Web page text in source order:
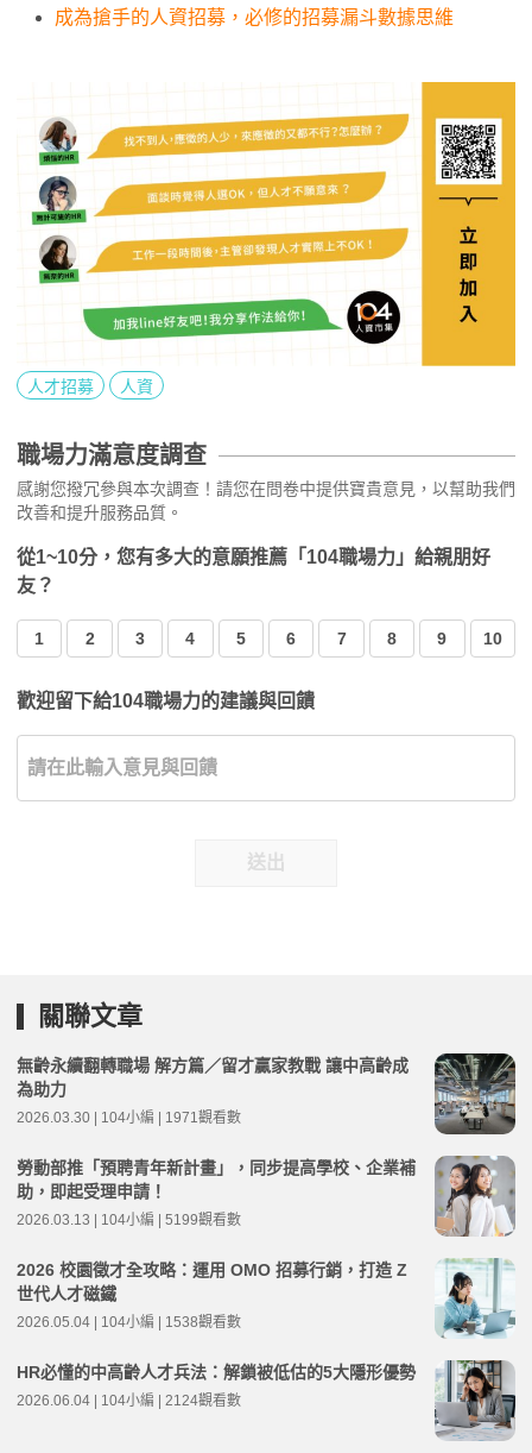
成為搶手的人資招募，必修的招募漏斗數據思維
人才招募 人資
職場力滿意度調查
感謝您撥冗參與本次調查！請您在問卷中提供寶貴意見，以幫助我們
改善和提升服務品質。
從1~10分，您有多大的意願推薦「104職場力」給親朋好
友？
1 2 3 4 5 6 7 8 9 10
歡迎留下給104職場力的建議與回饋
送出
關聯文章
無齡永續翻轉職場 解方篇／留才贏家教戰 讓中高齡成
為助力
2026.03.30 | 104小編 | 1971觀看數
勞動部推「預聘青年新計畫」，同步提高學校、企業補
助，即起受理申請！
2026.03.13 | 104小編 | 5199觀看數
2026 校園徵才全攻略：運用 OMO 招募行銷，打造 Z
世代人才磁鐵
2026.05.04 | 104小編 | 1538觀看數
HR必懂的中高齡人才兵法：解鎖被低估的5大隱形優勢
2026.06.04 | 104小編 | 2124觀看數